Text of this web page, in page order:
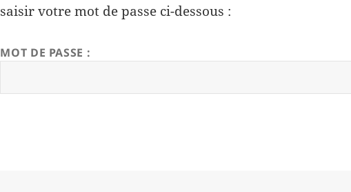
saisir votre mot de passe ci-dessous :
MOT DE PASSE :